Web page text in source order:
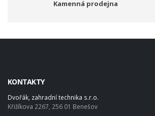
Kamenná prodejna
KONTAKTY
Dvořák, zahradní technika s.r.o.
Křižíkova 2267, 256 01 Benešov